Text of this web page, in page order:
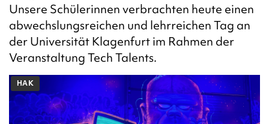
Unsere Schülerinnen verbrachten heute einen
abwechslungsreichen und lehrreichen Tag an
der Universität Klagenfurt im Rahmen der
Veranstaltung Tech Talents.
HAK